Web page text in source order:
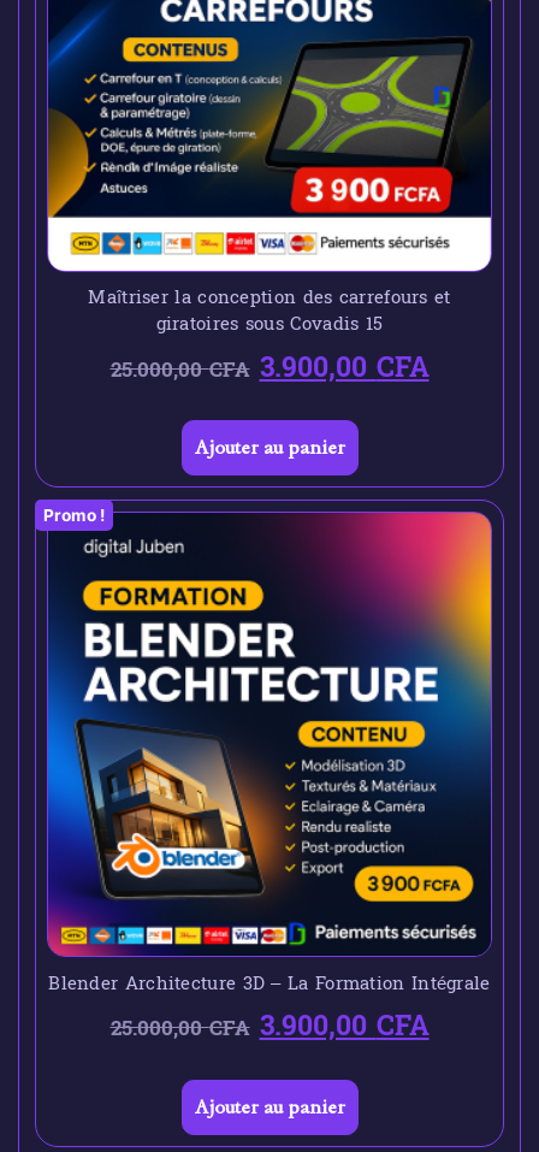
Maîtriser la conception des carrefours et
giratoires sous Covadis 15
25.000,00CFA 3.900,00CFA
Ajouter au panier
Promo !
Blender Architecture 3D – La Formation Intégrale
25.000,00CFA 3.900,00CFA
Ajouter au panier